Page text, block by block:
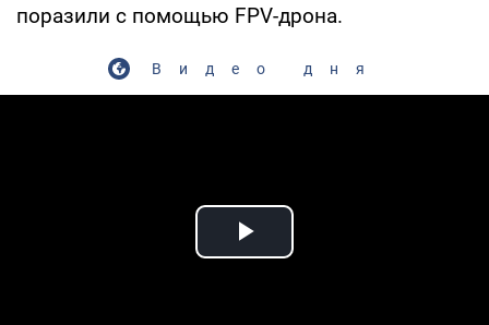
поразили с помощью FPV-дрона.
Видео дня
Play Video